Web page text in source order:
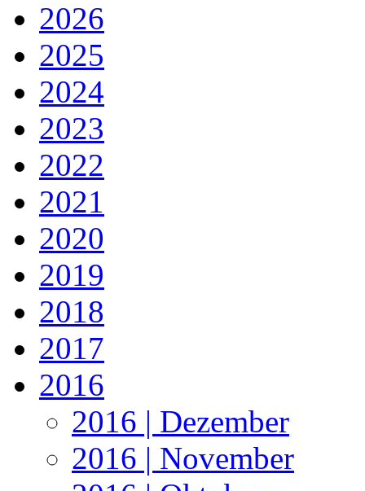
2026
2025
2024
2023
2022
2021
2020
2019
2018
2017
2016
2016 | Dezember
2016 | November